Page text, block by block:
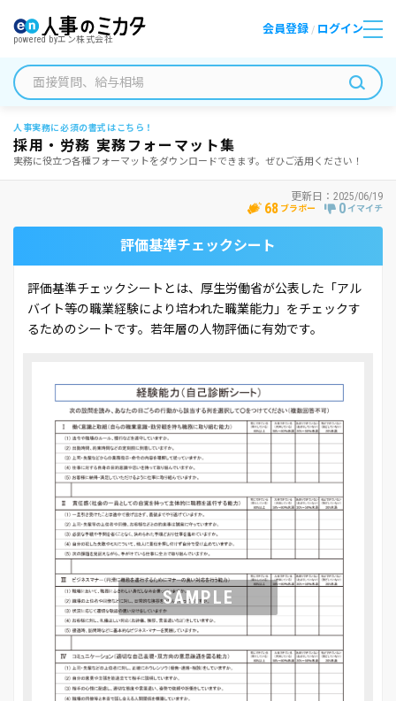
powered byエン株式会社
会員登録 / ログイン
人事実務に必須の書式はこちら！
採用・労務 実務フォーマット集
実務に役立つ各種フォーマットをダウンロードできます。ぜひご活用ください！
更新日： 2025/06/19
68 ブラボー 0 イマイチ
評価基準チェックシート
評価基準チェックシートとは、厚生労働省が公表した「アル
バイト等の職業経験により培われた職業能力」をチェックす
るためのシートです。若年層の人物評価に有効です。